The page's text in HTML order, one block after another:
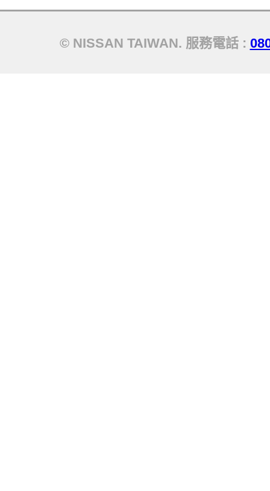
© NISSAN TAIWAN. 服務電話 :